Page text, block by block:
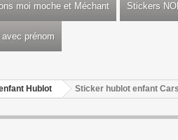
moi moche et Méchant Stickers
prénom
Hublot Sticker hublot enfant